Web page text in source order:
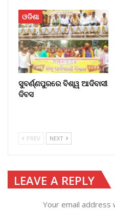
ଓଡିଶା
ସୁବର୍ଣ୍ଣପୁରରେ ବିଶ୍ୱ ଆଦିବାସୀ
ଦିବସ
PREV NEXT
LEAVE A REPLY
Your email address